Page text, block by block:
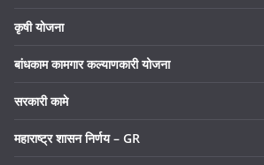
कृषी योजना
बांधकाम कामगार कल्याणकारी योजना
सरकारी कामे
महाराष्ट्र शासन निर्णय – GR